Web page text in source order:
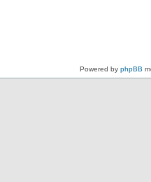
Powered by phpBB